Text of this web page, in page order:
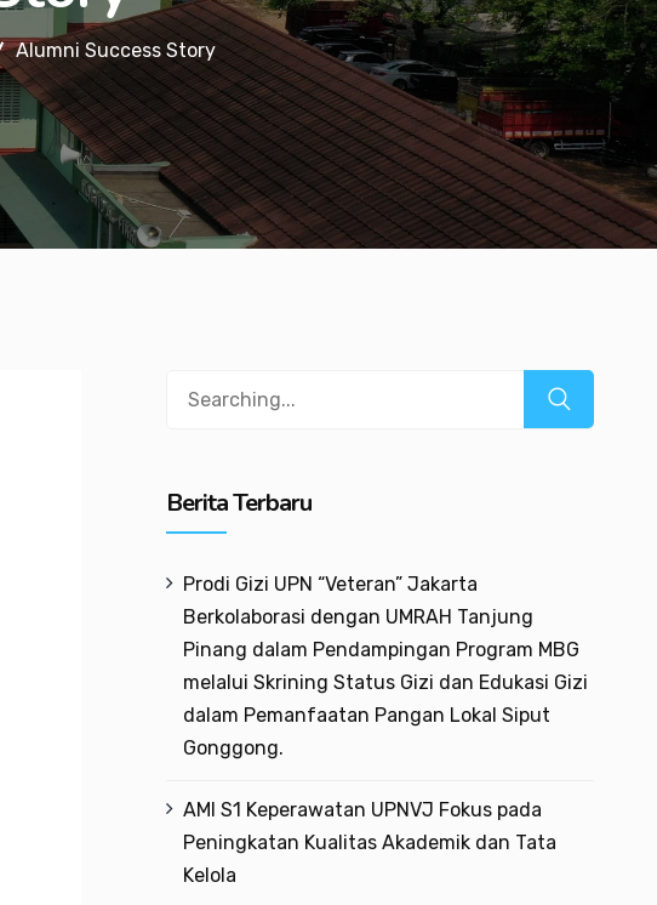
Alumni Success Story
Berita Terbaru
Prodi Gizi UPN “Veteran” Jakarta
Berkolaborasi dengan UMRAH Tanjung
Pinang dalam Pendampingan Program MBG
melalui Skrining Status Gizi dan Edukasi Gizi
dalam Pemanfaatan Pangan Lokal Siput
Gonggong.
AMI S1 Keperawatan UPNVJ Fokus pada
Peningkatan Kualitas Akademik dan Tata
Kelola